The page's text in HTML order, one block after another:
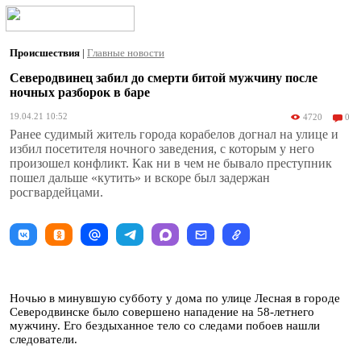
Происшествия | Главные новости
Северодвинец забил до смерти битой мужчину после
ночных разборок в баре
19.04.21 10:52 4720 0
Ранее судимый житель города корабелов догнал на улице и
избил посетителя ночного заведения, с которым у него
произошел конфликт. Как ни в чем не бывало преступник
пошел дальше «кутить» и вскоре был задержан
росгвардейцами.
Ночью в минувшую субботу у дома по улице Лесная в городе
Северодвинске было совершено нападение на 58-летнего
мужчину. Его бездыханное тело со следами побоев нашли
следователи.